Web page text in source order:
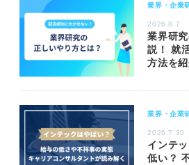
業界・企業
2026.8.7
業界研
説！ 就
方法を
業界・企業
2026.7.30
インテ
低い？